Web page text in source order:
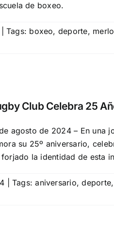
de boxeo.
Tags: boxeo, deporte, merlo
Club Celebra 25
agosto de 2024 – En una
su 25º aniversario,
la identidad de esta
Tags:aniversario,deporte,